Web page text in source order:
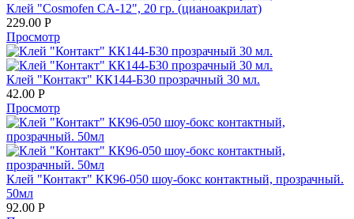
Клей "Cosmofen CA-12", 20 гр. (цианоакрилат)
229.00 Р
Просмотр
Клей "Контакт" КК144-Б30 прозрачный 30 мл.
42.00 Р
Просмотр
Клей "Контакт" КК96-050 шоу-бокс контактный, прозрачный.
50мл
92.00 Р